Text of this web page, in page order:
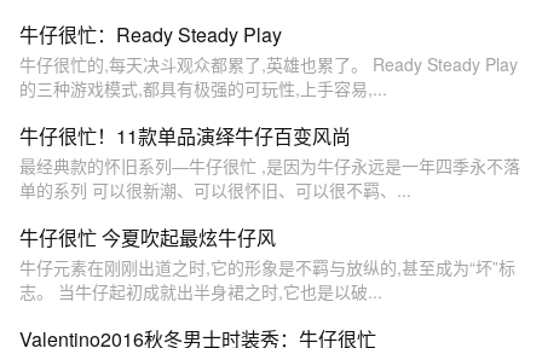
牛仔很忙：Ready Steady Play
牛仔很忙的,每天决斗观众都累了,英雄也累了。 Ready Steady Play
的三种游戏模式,都具有极强的可玩性,上手容易,...
牛仔很忙！11款单品演绎牛仔百变风尚
最经典款的怀旧系列—牛仔很忙 ,是因为牛仔永远是一年四季永不落
单的系列 可以很新潮、可以很怀旧、可以很不羁、...
牛仔很忙 今夏吹起最炫牛仔风
牛仔元素在刚刚出道之时,它的形象是不羁与放纵的,甚至成为“坏”标
志。 当牛仔起初成就出半身裙之时,它也是以破...
Valentino2016秋冬男士时装秀：牛仔很忙